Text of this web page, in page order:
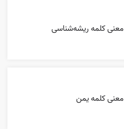
معنی کلمه ریشه‌شناسی
معنی کلمه یمن